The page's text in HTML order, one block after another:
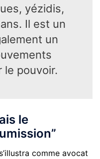
yézidis,
Il est un
un
le pouvoir.
le
comme avocat